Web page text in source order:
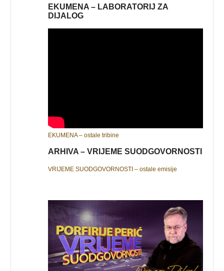
EKUMENA – LABORATORIJ ZA
DIJALOG
EKUMENA – ostale tribine
ARHIVA – VRIJEME SUODGOVORNOSTI
VRIJEME SUODGOVORNOSTI – ostale emisije